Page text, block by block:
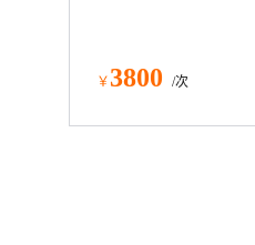
￥ 3800 /次